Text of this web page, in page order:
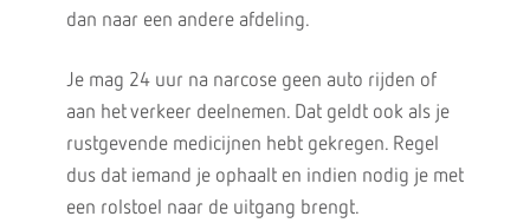
dan naar een andere afdeling.
Je mag 24 uur na narcose geen auto rijden of
aan het verkeer deelnemen. Dat geldt ook als je
rustgevende medicijnen hebt gekregen. Regel
dus dat iemand je ophaalt en indien nodig je met
een rolstoel naar de uitgang brengt.